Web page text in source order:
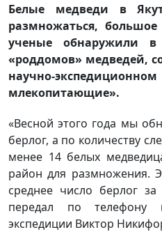
Белые медведи в
размножаться,
ученые обнаружили
«роддомов» медведей,
научно-
млекопитающие».
«Весной этого года мы
берлог, а по количеству
менее 14 белых
район для размножения.
среднее число берлог
передал по телефону
экспедиции Виктор